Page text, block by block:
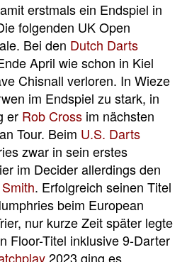
erstmals ein Endspiel in
folgenden UK Open
Bei den Dutch Darts
April wie schon in Kiel
Chisnall verloren. In Wieze
im Endspiel zu stark, in
er Rob Cross im nächsten
Tour. Beim U.S. Darts
zwar in sein erstes
im Decider allerdings den
. Erfolgreich seinen Titel
beim European
nur kurze Zeit später legte
Floor-Titel inklusive 9-Darter
2023 ging es